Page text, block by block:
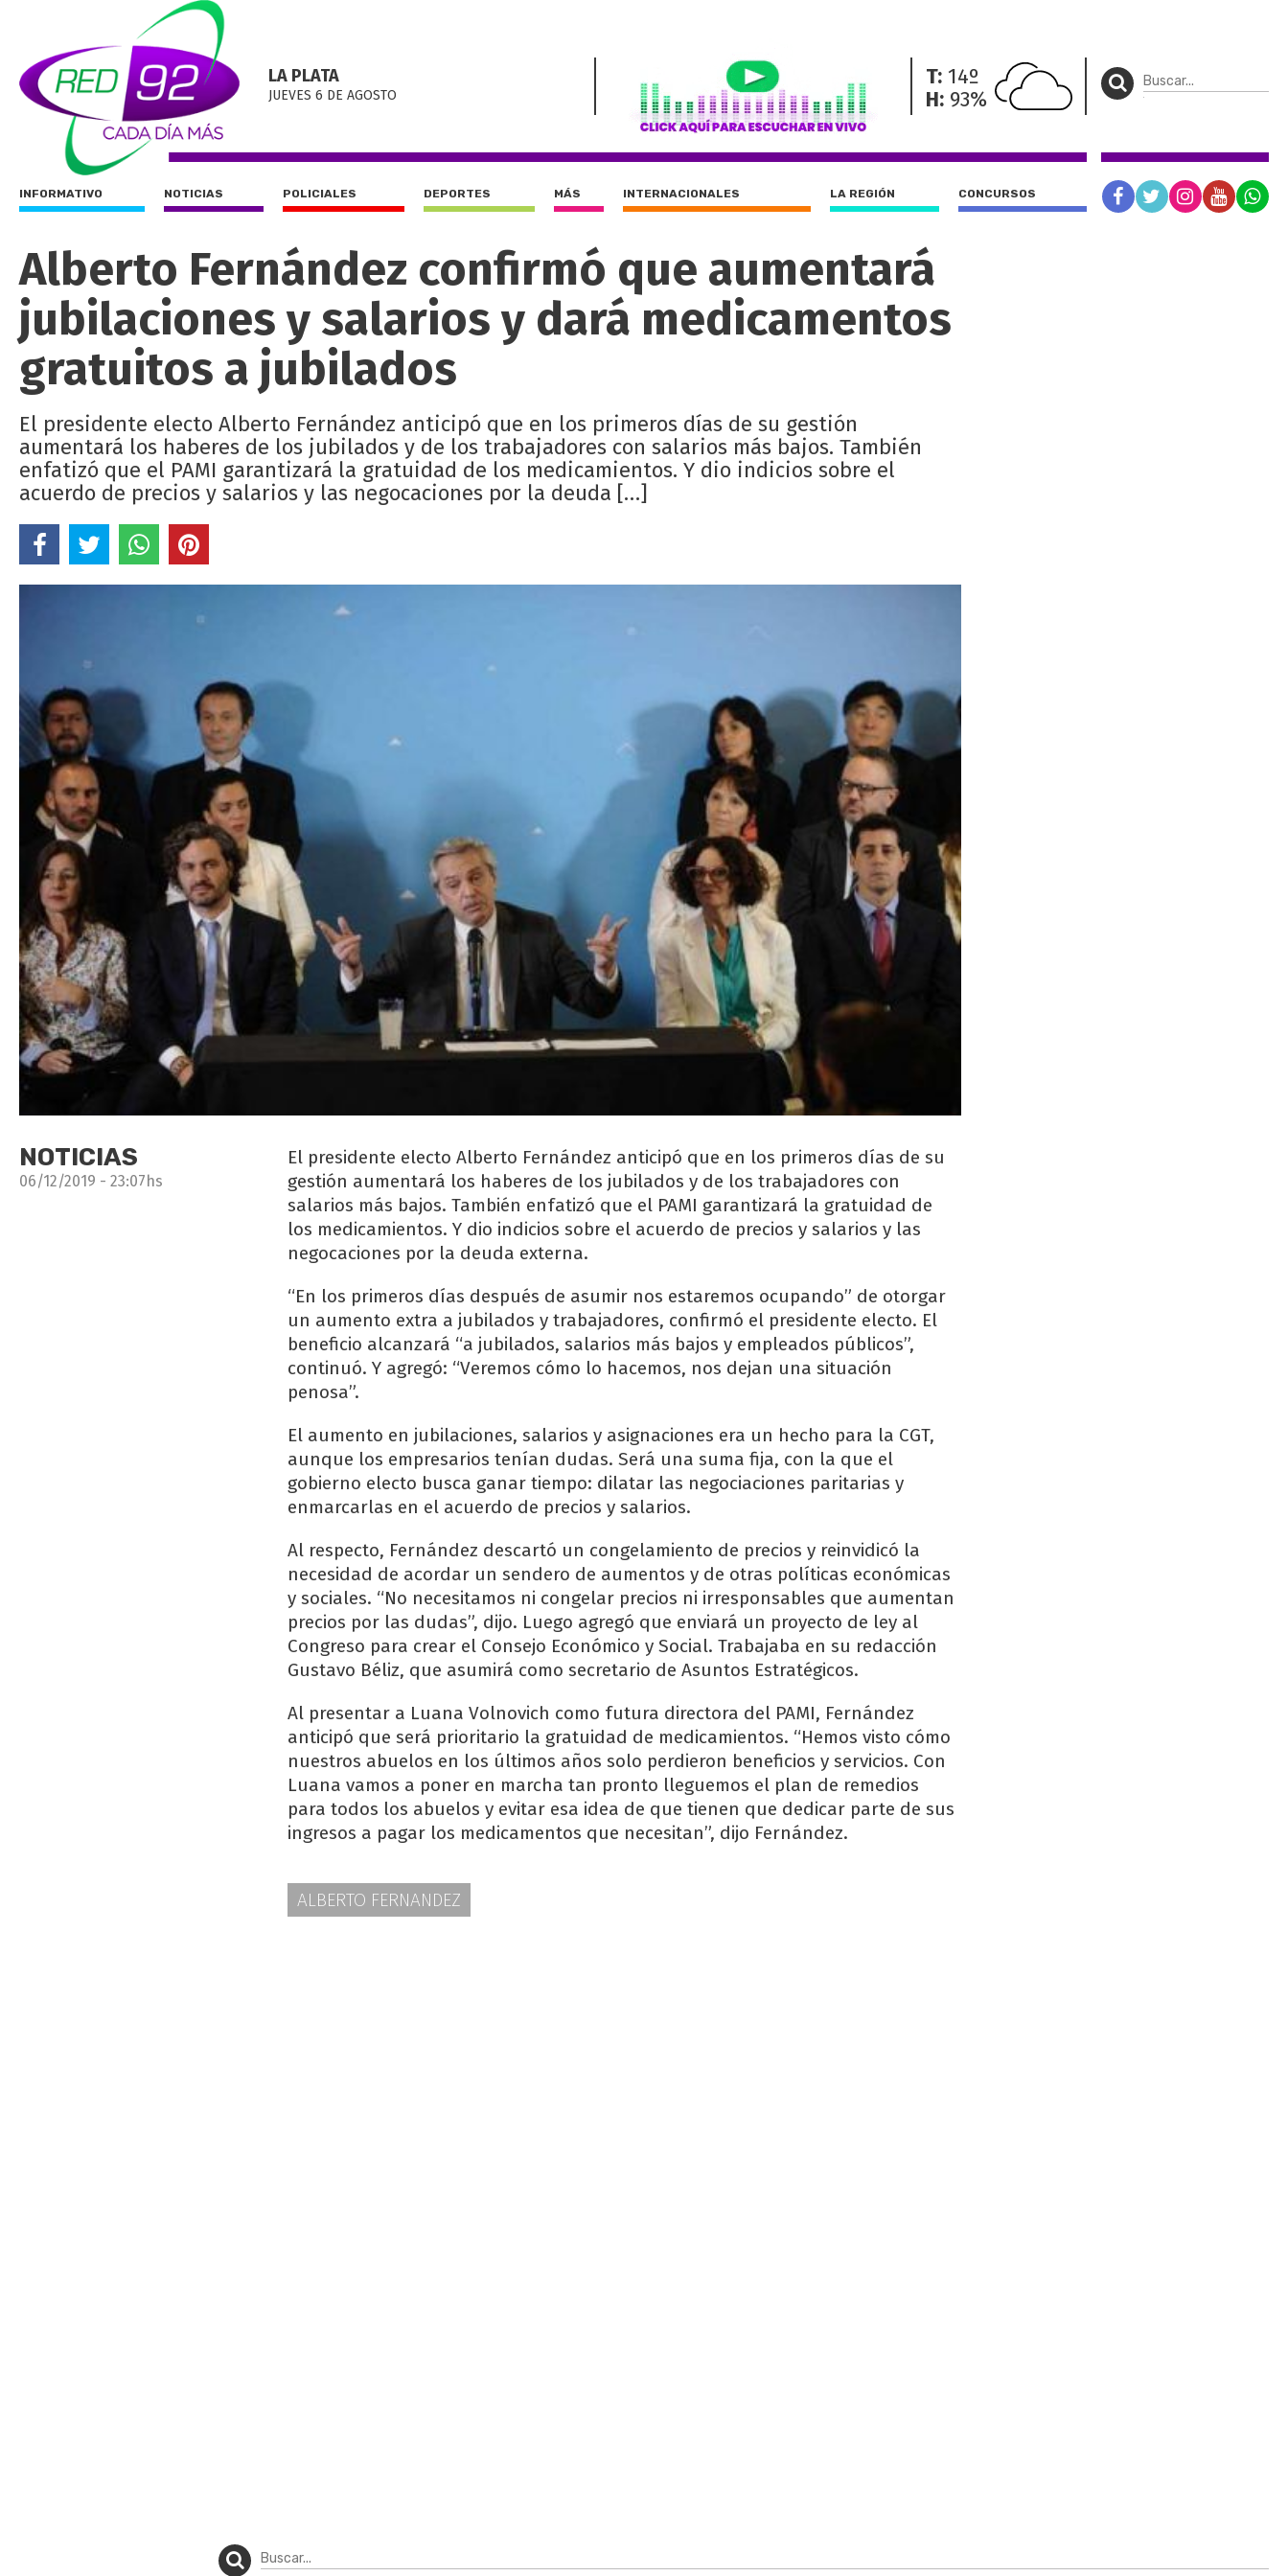
LA PLATA
JUEVES 6 DE AGOSTO
T: 14º
H: 93%
INFORMATIVO NOTICIAS POLICIALES DEPORTES MÁS INTERNACIONALES LA REGIÓN CONCURSOS
Alberto Fernández confirmó que aumentará
jubilaciones y salarios y dará medicamentos
gratuitos a jubilados
El presidente electo Alberto Fernández anticipó que en los primeros días de su gestión
aumentará los haberes de los jubilados y de los trabajadores con salarios más bajos. También
enfatizó que el PAMI garantizará la gratuidad de los medicamientos. Y dio indicios sobre el
acuerdo de precios y salarios y las negocaciones por la deuda […]
NOTICIAS
06/12/2019 - 23:07hs
El presidente electo Alberto Fernández anticipó que en los primeros días de su
gestión aumentará los haberes de los jubilados y de los trabajadores con
salarios más bajos. También enfatizó que el PAMI garantizará la gratuidad de
los medicamientos. Y dio indicios sobre el acuerdo de precios y salarios y las
negocaciones por la deuda externa.
“En los primeros días después de asumir nos estaremos ocupando” de otorgar
un aumento extra a jubilados y trabajadores, confirmó el presidente electo. El
beneficio alcanzará “a jubilados, salarios más bajos y empleados públicos”,
continuó. Y agregó: “Veremos cómo lo hacemos, nos dejan una situación
penosa”.
El aumento en jubilaciones, salarios y asignaciones era un hecho para la CGT,
aunque los empresarios tenían dudas. Será una suma fija, con la que el
gobierno electo busca ganar tiempo: dilatar las negociaciones paritarias y
enmarcarlas en el acuerdo de precios y salarios.
Al respecto, Fernández descartó un congelamiento de precios y reinvidicó la
necesidad de acordar un sendero de aumentos y de otras políticas económicas
y sociales. “No necesitamos ni congelar precios ni irresponsables que aumentan
precios por las dudas”, dijo. Luego agregó que enviará un proyecto de ley al
Congreso para crear el Consejo Económico y Social. Trabajaba en su redacción
Gustavo Béliz, que asumirá como secretario de Asuntos Estratégicos.
Al presentar a Luana Volnovich como futura directora del PAMI, Fernández
anticipó que será prioritario la gratuidad de medicamientos. “Hemos visto cómo
nuestros abuelos en los últimos años solo perdieron beneficios y servicios. Con
Luana vamos a poner en marcha tan pronto lleguemos el plan de remedios
para todos los abuelos y evitar esa idea de que tienen que dedicar parte de sus
ingresos a pagar los medicamentos que necesitan”, dijo Fernández.
ALBERTO FERNANDEZ